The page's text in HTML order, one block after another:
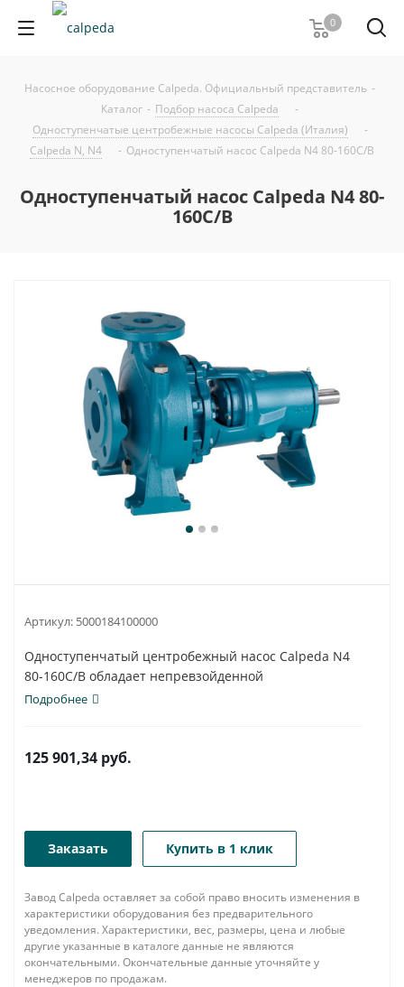
0
Насосное оборудование Calpeda. Официальный представитель -
Каталог - Подбор насоса Calpeda
-
Одноступенчатые центробежные насосы Calpeda (Италия)
-
Calpeda N, N4
- Одноступенчатый насос Calpeda N4 80-160C/B
Одноступенчатый насос Calpeda N4 80-
160C/B
Артикул: 5000184100000
Одноступенчатый центробежный насос Calpeda N4
80-160C/B обладает непревзойденной
универсальностью...
Подробнее
125 901,34 руб.
Заказать Купить в 1 клик
Завод Calpeda оставляет за собой право вносить изменения в
характеристики оборудования без предварительного
уведомления. Характеристики, вес, размеры, цена и любые
другие указанные в каталоге данные не являются
окончательными. Окончательные данные уточняйте у
менеджеров по продажам.